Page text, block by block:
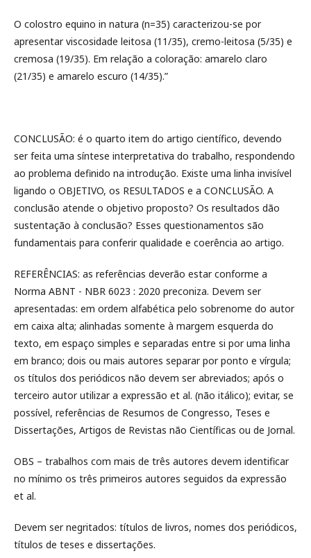
O colostro equino in natura (n=35) caracterizou-se por
apresentar viscosidade leitosa (11/35), cremo-leitosa (5/35) e
cremosa (19/35). Em relação a coloração: amarelo claro
(21/35) e amarelo escuro (14/35).”
CONCLUSÃO: é o quarto item do artigo científico, devendo
ser feita uma síntese interpretativa do trabalho, respondendo
ao problema definido na introdução. Existe uma linha invisível
ligando o OBJETIVO, os RESULTADOS e a CONCLUSÃO. A
conclusão atende o objetivo proposto? Os resultados dão
sustentação à conclusão? Esses questionamentos são
fundamentais para conferir qualidade e coerência ao artigo.
REFERÊNCIAS: as referências deverão estar conforme a
Norma ABNT - NBR 6023 : 2020 preconiza. Devem ser
apresentadas: em ordem alfabética pelo sobrenome do autor
em caixa alta; alinhadas somente à margem esquerda do
texto, em espaço simples e separadas entre si por uma linha
em branco; dois ou mais autores separar por ponto e vírgula;
os títulos dos periódicos não devem ser abreviados; após o
terceiro autor utilizar a expressão et al. (não itálico); evitar, se
possível, referências de Resumos de Congresso, Teses e
Dissertações, Artigos de Revistas não Científicas ou de Jornal.
OBS – trabalhos com mais de três autores devem identificar
no mínimo os três primeiros autores seguidos da expressão
et al.
Devem ser negritados: títulos de livros, nomes dos periódicos,
títulos de teses e dissertações.